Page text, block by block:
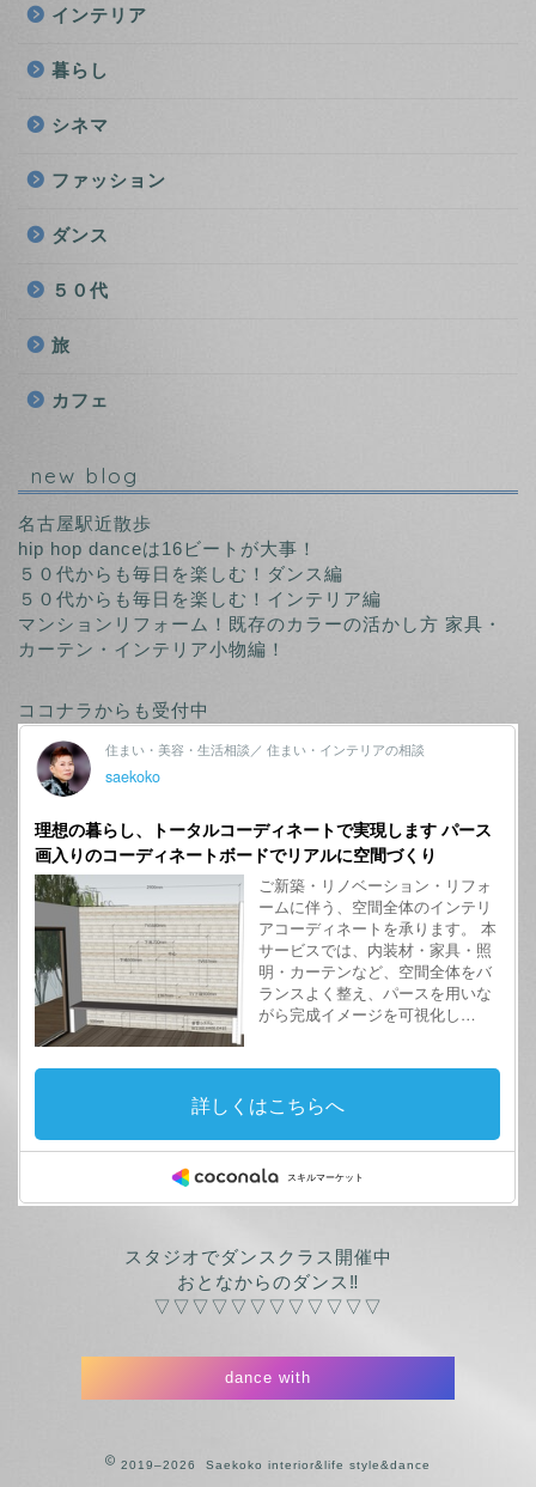
インテリア
暮らし
シネマ
ファッション
ダンス
５０代
旅
カフェ
new blog
名古屋駅近散歩
hip hop danceは16ビートが大事！
５０代からも毎日を楽しむ！ダンス編
５０代からも毎日を楽しむ！インテリア編
マンションリフォーム！既存のカラーの活かし方 家具・
カーテン・インテリア小物編！
ココナラからも受付中
スタジオでダンスクラス開催中
おとなからのダンス‼
▽▽▽▽▽▽▽▽▽▽▽▽
dance with
2019–2026 Saekoko interior&life style&dance